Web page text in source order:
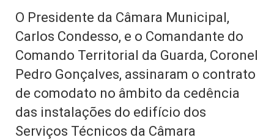
O Presidente da Câmara Municipal,
Carlos Condesso, e o Comandante do
Comando Territorial da Guarda, Coronel
Pedro Gonçalves, assinaram o contrato
de comodato no âmbito da cedência
das instalações do edifício dos
Serviços Técnicos da Câmara